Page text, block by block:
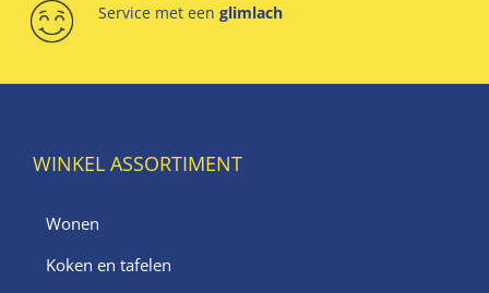
Service met een glimlach
WINKEL ASSORTIMENT
Wonen
Koken en tafelen